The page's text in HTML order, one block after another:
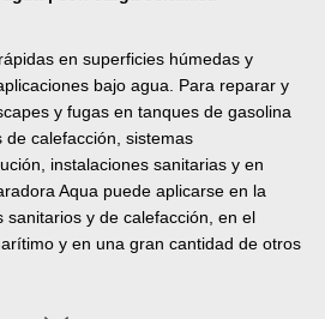
en superficies húmedas y
bajo agua. Para reparar y
y fugas en tanques de gasolina
calefacción, sistemas
instalaciones sanitarias y en
Aqua puede aplicarse en la
sanitarios y de calefacción, en el
y en una gran cantidad de otros